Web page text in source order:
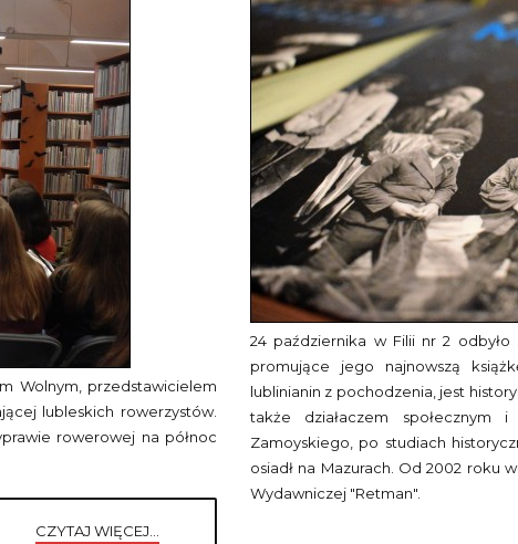
Wolnym, przedstawicielem
lubleskich rowerzystów.
rowerowej na północ
CZYTAJ WIĘCEJ...
24 października w Filii nr 2
promujące jego najnowszą
lublinianin z pochodzenia, jest
także działaczem społecznym
Zamoyskiego, po studiach
osiadł na Mazurach. Od 2002 roku
Wydawniczej "Retman".